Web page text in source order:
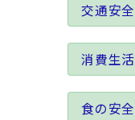
交通安全
消費生活
食の安